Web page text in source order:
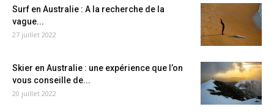
Surf en Australie : A la recherche de la
vague...
27 juillet 2022
Skier en Australie : une expérience que l’on
vous conseille de...
20 juillet 2022